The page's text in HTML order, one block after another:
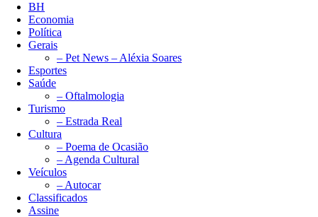
BH
Economia
Política
Gerais
– Pet News – Aléxia Soares
Esportes
Saúde
– Oftalmologia
Turismo
– Estrada Real
Cultura
– Poema de Ocasião
– Agenda Cultural
Veículos
– Autocar
Classificados
Assine